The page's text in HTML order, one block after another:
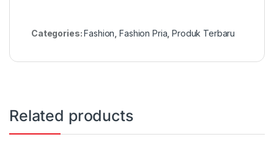
Categories:Fashion ,Fashion Pria ,Produk Terbaru
Related products